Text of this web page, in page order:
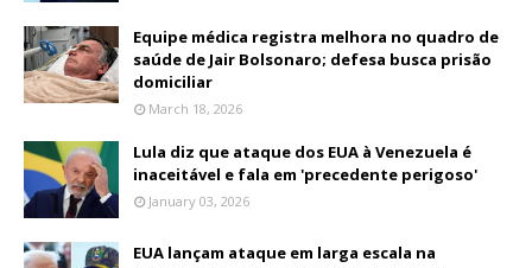
Equipe médica registra melhora no quadro de
saúde de Jair Bolsonaro; defesa busca prisão
domiciliar
March 18, 2026
Lula diz que ataque dos EUA à Venezuela é
inaceitável e fala em 'precedente perigoso'
January 03, 2026
EUA lançam ataque em larga escala na